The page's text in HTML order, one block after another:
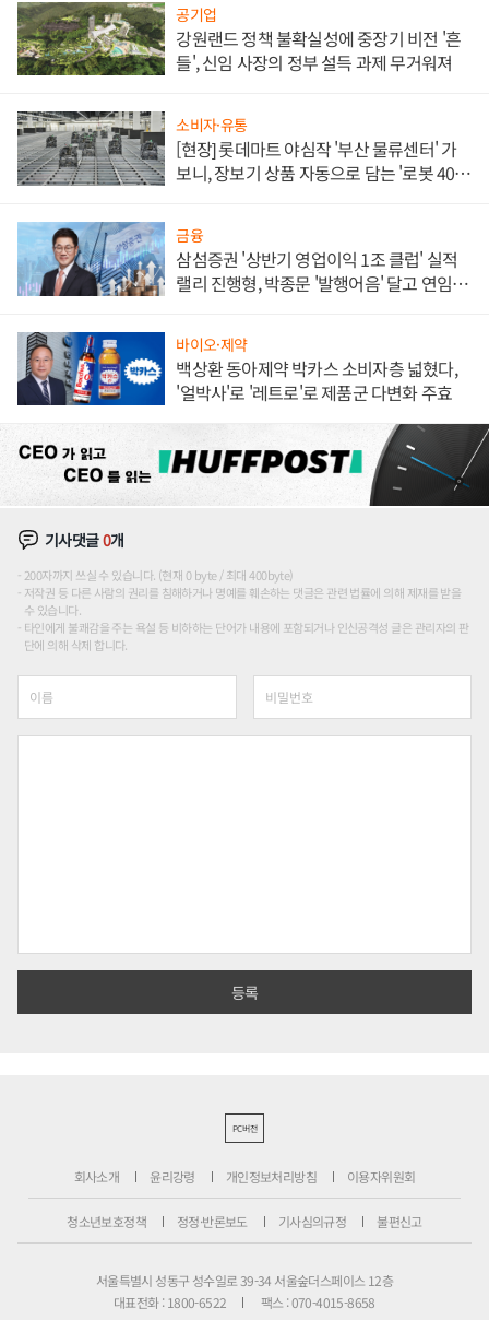
공기업
강원랜드 정책 불확실성에 중장기 비전 '흔
들', 신임 사장의 정부 설득 과제 무거워져
소비자·유통
[현장] 롯데마트 야심작 '부산 물류센터' 가
보니, 장보기 상품 자동으로 담는 '로봇 400
금융
삼섬증권 '상반기 영업이익 1조 클럽' 실적
랠리 진행형, 박종문 '발행어음' 달고 연임 향
바이오·제약
백상환 동아제약 박카스 소비자층 넓혔다,
'얼박사'로 '레트로'로 제품군 다변화 주효
기사댓글0개
200자까지 쓰실 수 있습니다. (현재 0 byte / 최대 400byte)
저작권 등 다른 사람의 권리를 침해하거나 명예를 훼손하는 댓글은 관련 법률에 의해 제재를 받을
수 있습니다.
타인에게 불쾌감을 주는 욕설 등 비하하는 단어가 내용에 포함되거나 인신공격성 글은 관리자의 판
단에 의해 삭제 합니다.
PC버전
회사소개 윤리강령 개인정보처리방침 이용자위원회
청소년보호정책 정정·반론보도 기사심의규정 불편신고
서울특별시 성동구 성수일로 39-34 서울숲더스페이스 12층
대표전화 : 1800-6522
팩스 : 070-4015-8658